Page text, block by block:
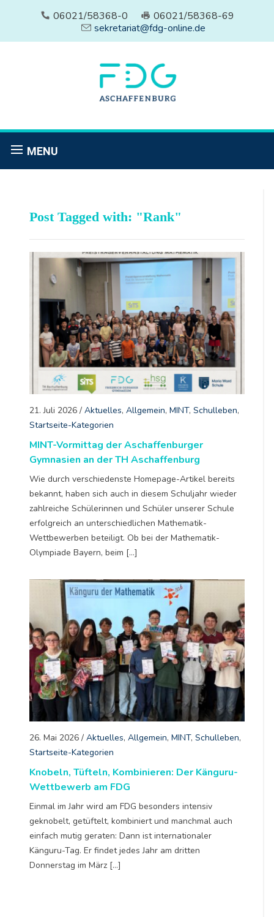
06021/58368-0
06021/58368-69
sekretariat@fdg-online.de
MENU
Post Tagged with: "Rank"
21. Juli 2026/ Aktuelles, Allgemein, MINT, Schulleben,
Startseite-Kategorien
MINT-Vormittag der Aschaffenburger
Gymnasien an der TH Aschaffenburg
Wie durch verschiedenste Homepage-Artikel bereits
bekannt, haben sich auch in diesem Schuljahr wieder
zahlreiche Schülerinnen und Schüler unserer Schule
erfolgreich an unterschiedlichen Mathematik-
Wettbewerben beteiligt. Ob bei der Mathematik-
Olympiade Bayern, beim […]
26. Mai 2026/ Aktuelles, Allgemein, MINT, Schulleben,
Startseite-Kategorien
Knobeln, Tüfteln, Kombinieren: Der Känguru-
Wettbewerb am FDG
Einmal im Jahr wird am FDG besonders intensiv
geknobelt, getüftelt, kombiniert und manchmal auch
einfach mutig geraten: Dann ist internationaler
Känguru-Tag. Er findet jedes Jahr am dritten
Donnerstag im März […]